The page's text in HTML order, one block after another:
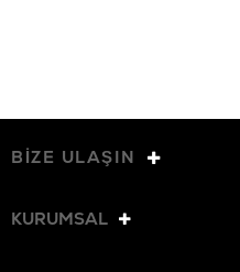
BİZE ULAŞIN
KURUMSAL